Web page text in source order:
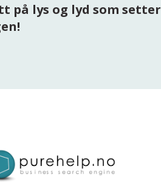
på lys og lyd som setter